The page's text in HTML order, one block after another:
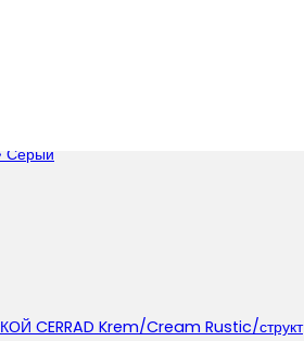
штрих
Серый
CERRAD Krem/Cream Rustic/структ